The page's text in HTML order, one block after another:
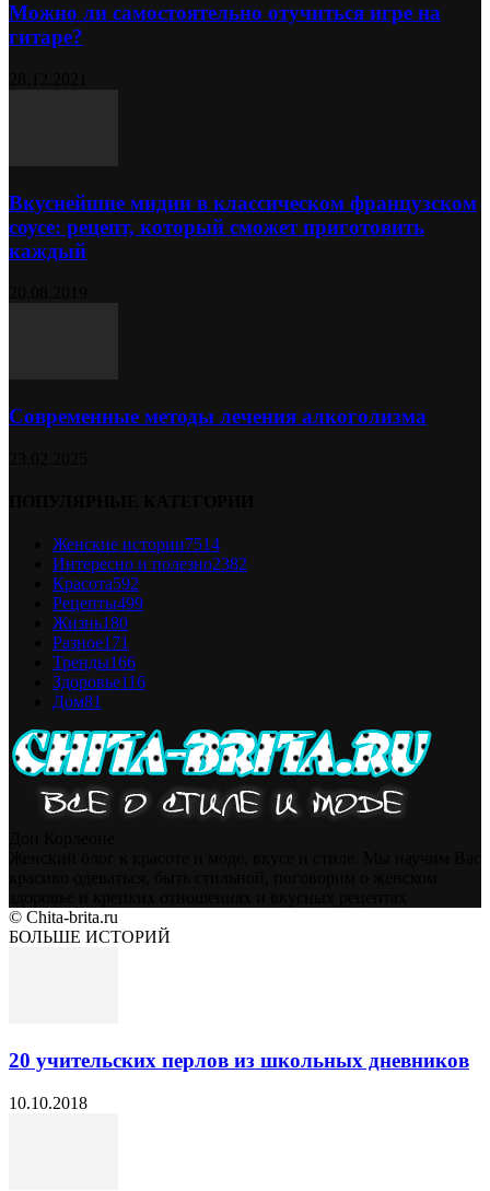
Можно ли самостоятельно отучиться игре на
гитаре?
Вкуснейшие мидии в классическом французском
соусе: рецепт, который сможет приготовить
каждый
Современные методы лечения алкоголизма
Женские истории7514
Интересно и полезно2382
Красота592
Рецепты499
Жизнь180
Разное171
Тренды166
Здоровье116
Дом81
© Chita-brita.ru
БОЛЬШЕ ИСТОРИЙ
20 учительских перлов из школьных дневников
10.10.2018